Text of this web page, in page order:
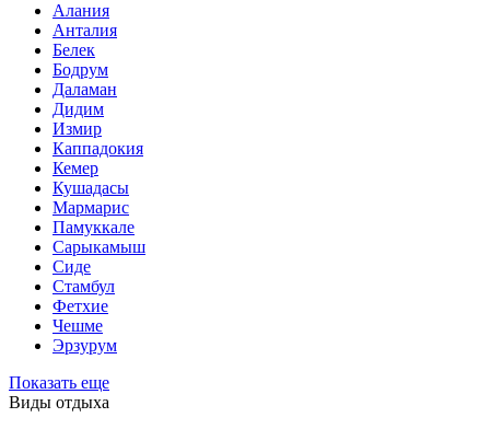
Алания
Анталия
Белек
Бодрум
Даламан
Дидим
Измир
Каппадокия
Кемер
Кушадасы
Мармарис
Памуккале
Сарыкамыш
Сиде
Стамбул
Фетхие
Чешме
Эрзурум
Показать еще
Виды отдыха